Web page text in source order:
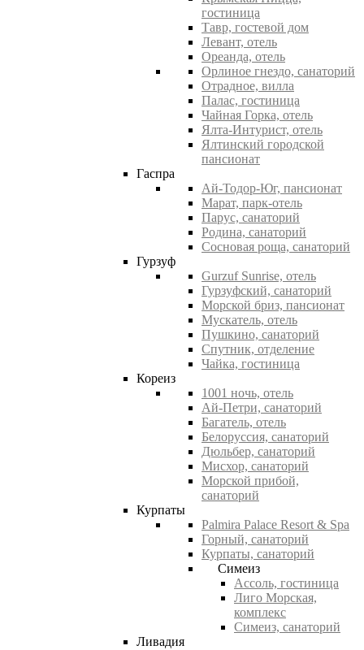
гостиница
Тавр, гостевой дом
Левант, отель
Ореанда, отель
Орлиное гнездо, санаторий
Отрадное, вилла
Палас, гостиница
Чайная Горка, отель
Ялта-Интурист, отель
Ялтинский городской
пансионат
Гаспра
Ай-Тодор-Юг, пансионат
Марат, парк-отель
Парус, санаторий
Родина, санаторий
Сосновая роща, санаторий
Гурзуф
Gurzuf Sunrise, отель
Гурзуфский, санаторий
Морской бриз, пансионат
Мускатель, отель
Пушкино, санаторий
Спутник, отделение
Чайка, гостиница
Кореиз
1001 ночь, отель
Ай-Петри, санаторий
Багатель, отель
Белоруссия, санаторий
Дюльбер, санаторий
Мисхор, санаторий
Морской прибой,
санаторий
Курпаты
Palmira Palace Resort & Spa
Горный, санаторий
Курпаты, санаторий
Симеиз
Ассоль, гостиница
Лиго Морская,
комплекс
Симеиз, санаторий
Ливадия